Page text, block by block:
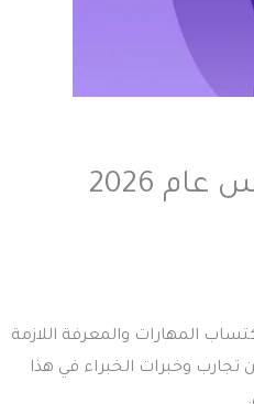
المهارات والمعرفة اللازمة
تجارب وخبرات الخبراء في هذا